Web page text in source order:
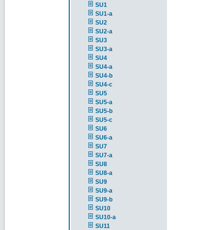
SU1
SU1-a
SU2
SU2-a
SU3
SU3-a
SU4
SU4-a
SU4-b
SU4-c
SU5
SU5-a
SU5-b
SU5-c
SU6
SU6-a
SU7
SU7-a
SU8
SU8-a
SU9
SU9-a
SU9-b
SU10
SU10-a
SU11